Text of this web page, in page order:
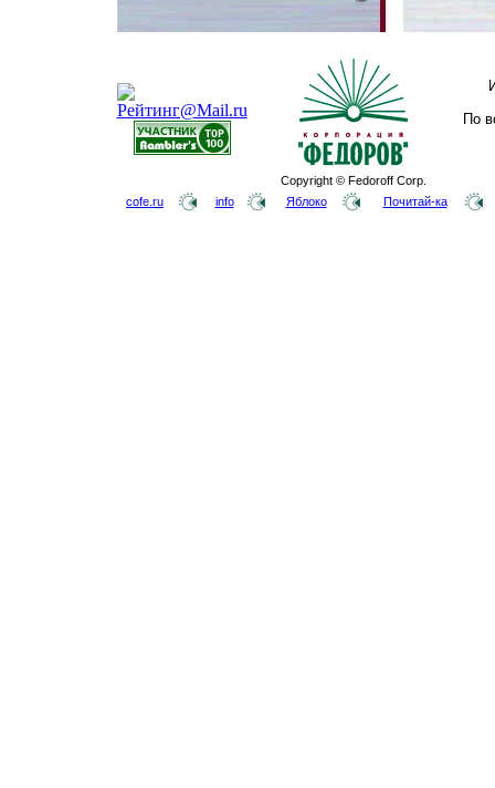
Copyright © Fedoroff Corp.
По
cofe.ru info Яблоко Почитай-ка